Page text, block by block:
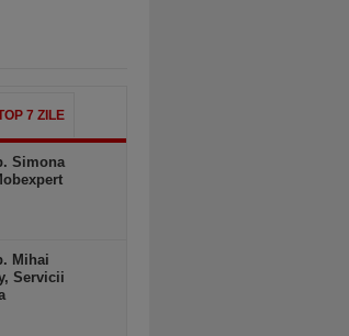
7 ZILE
Simona
Mihai
Servicii